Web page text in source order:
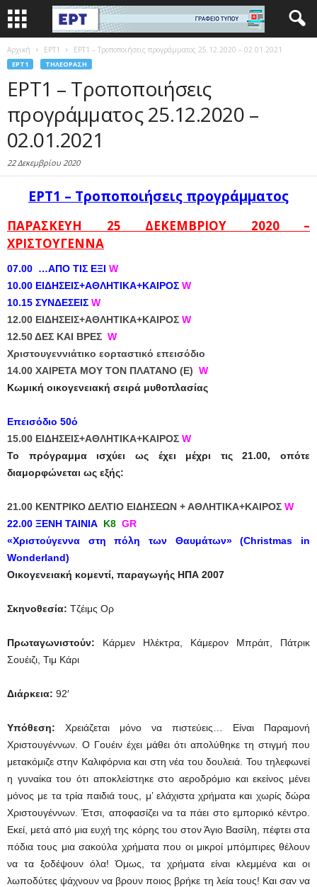
Αρχική EΡΤ1 ΕΡΤ1 – Τροποποιήσεις προγράμματος 25.12.2020 – 02.01.2021
EΡΤ1 ΤΗΛΕΌΡΑΣΗ
ΕΡΤ1 – Τροποποιήσεις
προγράμματος 25.12.2020 –
02.01.2021
22 Δεκεμβρίου 2020
ΕΡΤ1 – Τροποποιήσεις προγράμματος
ΠΑΡΑΣΚΕΥΗ 25 ΔΕΚΕΜΒΡΙΟΥ 2020 –
ΧΡΙΣΤΟΥΓΕΝΝΑ
07.00 …ΑΠΟ ΤΙΣ ΕΞΙ W
10.00 ΕΙΔΗΣΕΙΣ+ΑΘΛΗΤΙΚΑ+ΚΑΙΡΟΣ W
10.15 ΣΥΝΔΕΣΕΙΣ W
12.00 ΕΙΔΗΣΕΙΣ+ΑΘΛΗΤΙΚΑ+ΚΑΙΡΟΣ W
12.50 ΔΕΣ ΚΑΙ ΒΡΕΣ W
Χριστουγεννιάτικο εορταστικό επεισόδιο
14.00 ΧΑΙΡΕΤΑ ΜΟΥ ΤΟΝ ΠΛΑΤΑΝΟ (Ε) W
Kωμική οικογενειακή σειρά μυθοπλασίας
Επεισόδιο 50ό
15.00 ΕΙΔΗΣΕΙΣ+ΑΘΛΗΤΙΚΑ+ΚΑΙΡΟΣ W
Το πρόγραμμα ισχύει ως έχει μέχρι τις 21.00, οπότε
διαμορφώνεται ως εξής:
21.00 ΚΕΝΤΡΙΚΟ ΔΕΛΤΙΟ ΕΙΔΗΣΕΩΝ + ΑΘΛΗΤΙΚΑ+ΚΑΙΡΟΣ W
22.00 ΞΕΝΗ ΤΑΙΝΙΑ Κ8 GR
«Χριστούγεννα στη πόλη των Θαυμάτων»(Christmas in
Wonderland)
Οικογενειακή κομεντί, παραγωγής ΗΠΑ 2007
Σκηνοθεσία: Τζέιμς Ορ
Πρωταγωνιστούν: Κάρμεν Ηλέκτρα, Κάμερον Μπράιτ, Πάτρικ
Σουέιζι, Τιμ Κάρι
Διάρκεια: 92′
Υπόθεση: Χρειάζεται μόνο να πιστεύεις… Είναι Παραμονή
Χριστουγέννων. Ο Γουέιν έχει μάθει ότι απολύθηκε τη στιγμή που
μετακόμιζε στην Καλιφόρνια και στη νέα του δουλειά. Του τηλεφωνεί
η γυναίκα του ότι αποκλείστηκε στο αεροδρόμιο και εκείνος μένει
μόνος με τα τρία παιδιά τους, μ’ ελάχιστα χρήματα και χωρίς δώρα
Χριστουγέννων. Έτσι, αποφασίζει να τα πάει στο εμπορικό κέντρο.
Εκεί, μετά από μια ευχή της κόρης του στον Άγιο Βασίλη, πέφτει στα
πόδια τους μια σακούλα χρήματα που οι μικροί μπόμπιρες θέλουν
να τα ξοδέψουν όλα! Όμως, τα χρήματα είναι κλεμμένα και οι
λωποδύτες ψάχνουν να βρουν ποιος βρήκε τη λεία τους! Και σαν να